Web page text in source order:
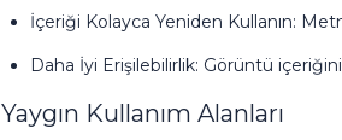
İçeriği Kolayca Yeniden Kullanın:
Daha İyi Erişilebilirlik: Görüntü
Yaygın Kullanım Alanları